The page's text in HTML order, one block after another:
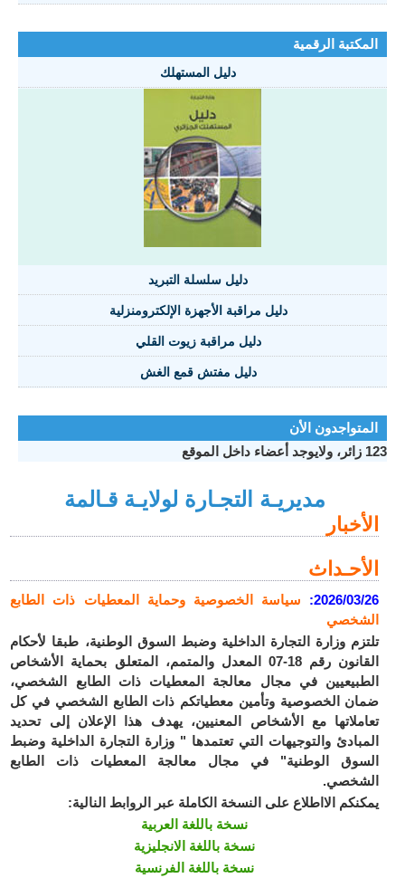
المكتبة الرقمية
دليل المستهلك
دليل سلسلة التبريد
دليل مراقبة الأجهزة الإلكترومنزلية
دليل مراقبة زيوت القلي
دليل مفتش قمع الغش
المتواجدون الأن
123 زائر، ولايوجد أعضاء داخل الموقع
مديريـة التجـارة لولايـة قـالمة
الأخبار
الأحـداث
2026/03/26
:
سياسة الخصوصية وحماية المعطيات ذات الطابع
الشخصي
تلتزم وزارة التجارة الداخلية وضبط السوق الوطنية، طبقا لأحكام
القانون رقم 18-07 المعدل والمتمم، المتعلق بحماية الأشخاص
الطبيعيين في مجال معالجة المعطيات ذات الطابع الشخصي،
ضمان الخصوصية وتأمين معطياتكم ذات الطابع الشخصي في كل
تعاملاتها مع الأشخاص المعنيين، يهدف هذا الإعلان إلى تحديد
المبادئ والتوجيهات التي تعتمدها " وزارة التجارة الداخلية وضبط
السوق الوطنية" في مجال معالجة المعطيات ذات الطابع
الشخصي.
يمكنكم الااطلاع على النسخة الكاملة عبر الروابط النالية:
نسخة باللغة العربية
نسخة باللغة الانجليزية
نسخة باللغة الفرنسية